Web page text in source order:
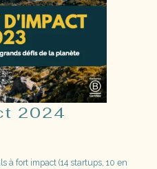
2024
à fort impact (14 startups, 10 en